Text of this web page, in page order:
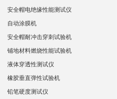
安全帽电绝缘性能测试仪
自动涂膜机
安全帽耐冲击穿刺试验机
铺地材料燃烧性能试验机
液体穿透性测试仪
橡胶垂直弹性试验机
铅笔硬度测试仪